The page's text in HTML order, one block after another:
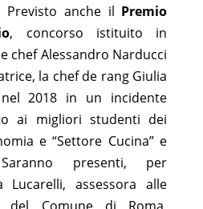
Previsto anche il Premio
, concorso istituito in
chef Alessandro Narducci
la chef de rang Giulia
2018 in un incidente
ai migliori studenti dei
e “Settore Cucina” e
presenti, per
Lucarelli, assessora alle